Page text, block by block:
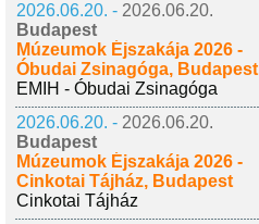
2026.06.20. - 2026.06.20.
Budapest
Múzeumok Éjszakája 2026 -
Óbudai Zsinagóga, Budapest
EMIH - Óbudai Zsinagóga
2026.06.20. - 2026.06.20.
Budapest
Múzeumok Éjszakája 2026 -
Cinkotai Tájház, Budapest
Cinkotai Tájház